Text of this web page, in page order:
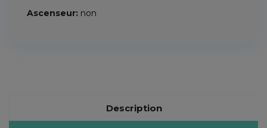
Ascenseur: non
Description